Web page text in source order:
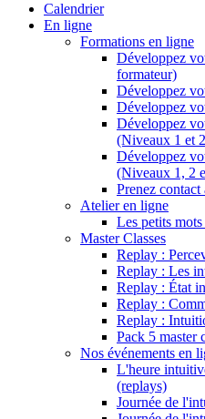
Calendrier
En ligne
Formations en ligne
Développez
formateur)
Développez
Développez
Développez
(Niveaux 1 et
Développez
(Niveaux 1, 2
Prenez
Atelier en ligne
Les petits
Master Classes
Replay :
Replay : Les
Replay : État
Replay :
Replay :
Pack 5 master
Nos événements en
L'heure
(replays)
Journée de